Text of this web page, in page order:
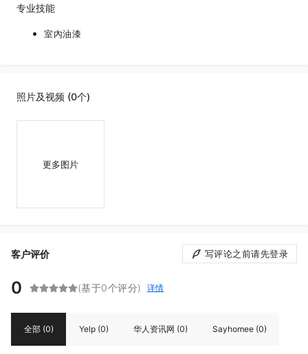
专业技能
室內油漆
照片及视频 (0个)
更多图片
客户评价 写评论之前请先登录
0 (基于0个评分) 详情
全部 (0) Yelp (0) 华人资讯网 (0) Sayhomee (0)